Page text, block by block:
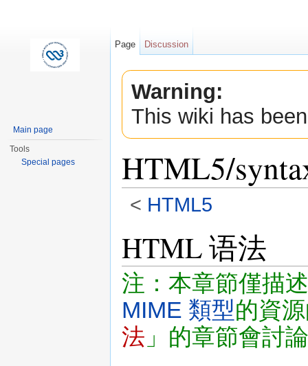
Warning:
This wiki has
HTML5/
< HTML5
HTML 语法
注：本章節僅描
MIME 類型的資
法 」的章節會討
Page Discussion
Main page
Tools
Special pages